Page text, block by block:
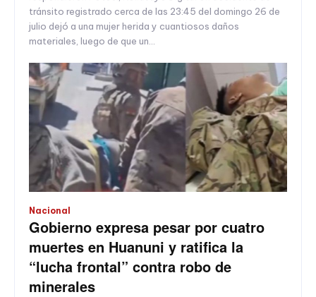
tránsito registrado cerca de las 23:45 del domingo 26 de
julio dejó a una mujer herida y cuantiosos daños
materiales, luego de que un...
Nacional
Gobierno expresa pesar por cuatro
muertes en Huanuni y ratifica la
“lucha frontal” contra robo de
minerales